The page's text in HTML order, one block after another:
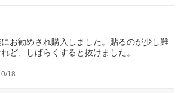
お勧めされ購入しました。貼るのが少し難
ど、しばらくすると抜けました。
18